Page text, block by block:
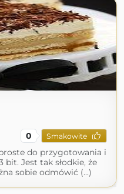
0 Smakowite
do przygotowania i
bit. Jest tak słodkie, że
sobie odmówić (...)